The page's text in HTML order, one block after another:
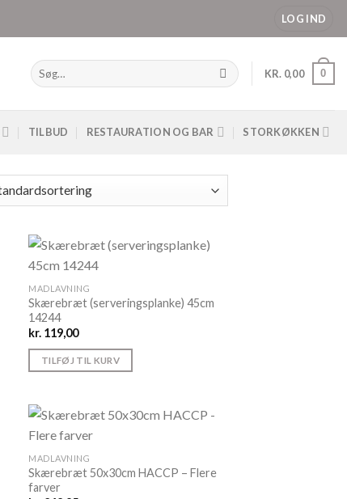
LOG IND
Søg
efter:
KR. 0,00 0
TILBUD RESTAURATION OG BAR STORKØKKEN
MADLAVNING
Skærebræt (serveringsplanke) 45cm
14244
kr. 119,00
TILFØJ TIL KURV
MADLAVNING
Skærebræt 50x30cm HACCP – Flere
farver